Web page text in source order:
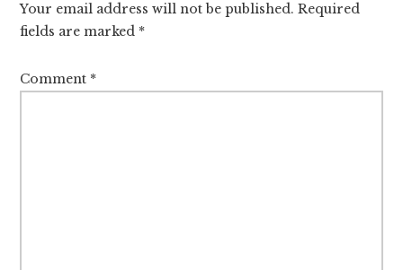
Your email address will not be published. Required
fields are marked *
Comment *